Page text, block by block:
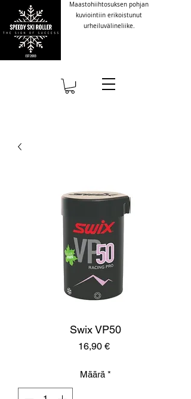
Maastohiihtosuksen pohjan
kuviointiin erikoistunut
urheiluvälineliike.
Swix VP50
16,90 €Hinta
Määrä *